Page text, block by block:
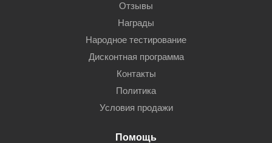
Отзывы
Награды
Народное тестирование
Дисконтная программа
Контакты
Политика
Условия продажи
Помощь